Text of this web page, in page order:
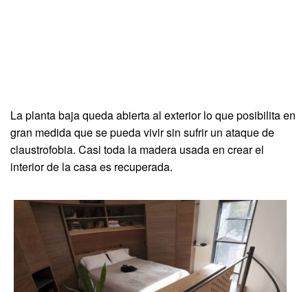
La planta baja queda abierta al exterior lo que posibilita en
gran medida que se pueda vivir sin sufrir un ataque de
claustrofobia. Casi toda la madera usada en crear el
interior de la casa es recuperada.